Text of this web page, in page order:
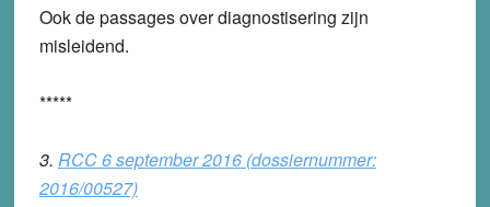
Ook de passages over diagnostisering zijn
misleidend.
*****
3. RCC 6 september 2016 (dossiernummer:
2016/00527)